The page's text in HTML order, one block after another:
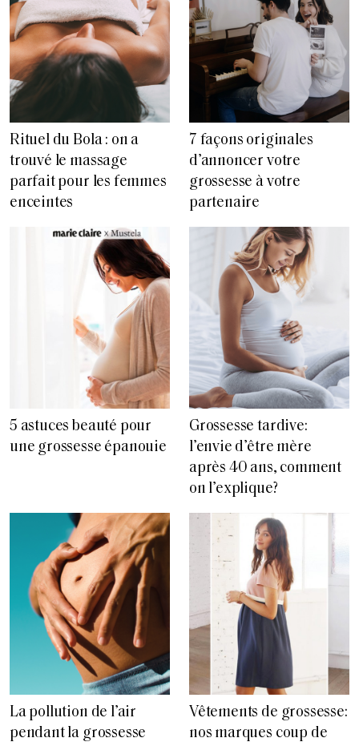
Rituel du Bola : on a
trouvé le massage
parfait pour les femmes
enceintes
7 façons originales
d’annoncer votre
grossesse à votre
partenaire
5 astuces beauté pour
une grossesse épanouie
Grossesse tardive:
l’envie d’être mère
après 40 ans, comment
on l’explique?
La pollution de l’air
pendant la grossesse
Vêtements de grossesse:
nos marques coup de